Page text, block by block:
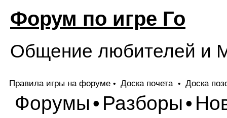
Форум по игре Го
Общение любителей и
Правила игры на форуме • Доска почета • Доска
Форумы• Разборы•